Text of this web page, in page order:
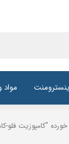
“کامپوزیت فلو-